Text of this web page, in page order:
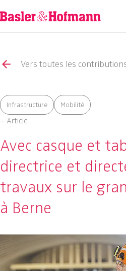
Vers toutes les
Infrastructure Mobilité
– Article
Avec casque et
directrice et
travaux sur le
à Berne